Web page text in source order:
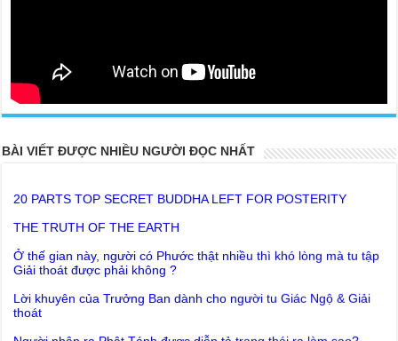
BÀI VIẾT ĐƯỢC NHIỀU NGƯỜI ĐỌC NHẤT
20 PARTS TOP SECRET BUDDHA LEFT FOR POSTERITY
Giải thoát được phải không ?
Lời khuyên của Trưởng Ban dành cho người tu Giác Ngộ & Giải
thoát
Người nhận ra Phật Tánh được diễn tả trạng thái ra làm sao?
Đức Phật dạy về cách tạo Công Đức và Phước Đức